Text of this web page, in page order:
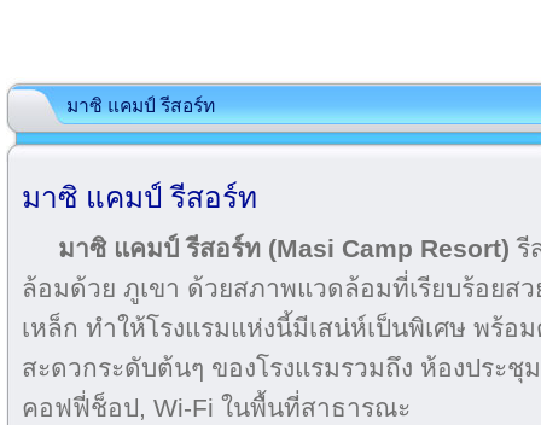
มาซิ แคมป์ รีสอร์ท
มาซิ แคมป์ รีสอร์ท
มาซิ แคมป์ รีสอร์ท (Masi Camp Resort) รี
ล้อมด้วย ภูเขา ด้วยสภาพแวดล้อมที่เรียบร้อยส
เหล็ก ทำให้โรงแรมแห่งนี้มีเสน่ห์เป็นพิเศษ พร้อ
สะดวกระดับต้นๆ ของโรงแรมรวมถึง ห้องประชุ
คอฟฟี่ช็อป, Wi-Fi ในพื้นที่สาธารณะ